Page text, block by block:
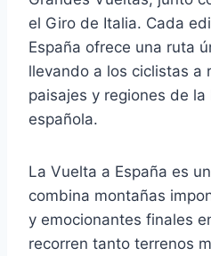
el Giro de Italia. Cada
España ofrece una ruta
llevando a los ciclistas a
paisajes y regiones de
española.
La Vuelta a España es
combina montañas
y emocionantes finales
recorren tanto terrenos